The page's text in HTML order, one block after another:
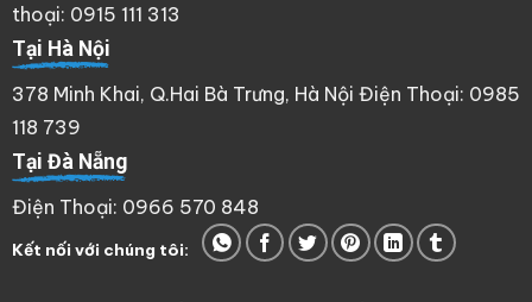
thoại: 0915 111 313
Tại Hà Nội
378 Minh Khai, Q.Hai Bà Trưng, Hà Nội Điện Thoại: 0985
118 739
Tại Đà Nẵng
Điện Thoại: 0966 570 848
Kết nối với chúng tôi: